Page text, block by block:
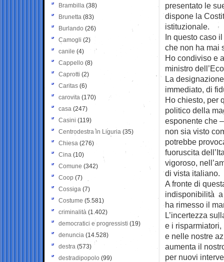
presentato le
dispone la
istituzionale.
In questo caso
che non ha mai
Ho condiviso e
ministro
La
immediato, di
Ho chiesto, per
politico della
esponente che
non sia visto
potrebbe
fuoruscita
vigoroso,
di vista italiano.
A fronte di
indisponibilità a
ha rimesso il
L’incertezza
e i
e nelle nostre
aumenta il
per nuovi
Brambilla (38)
Brunetta (83)
Burlando (26)
Camogli (2)
canile (4)
Cappello (8)
Caprotti (2)
Caritas (6)
carovita (170)
casa (247)
Casini (119)
Centrodestra in Liguria (35)
Chiesa (276)
Cina (10)
Comune (342)
Coop (7)
Cossiga (7)
Costume (5.581)
criminalità (1.402)
democratici e progressisti (19)
denuncia (14.528)
destra (573)
destradipopolo (99)